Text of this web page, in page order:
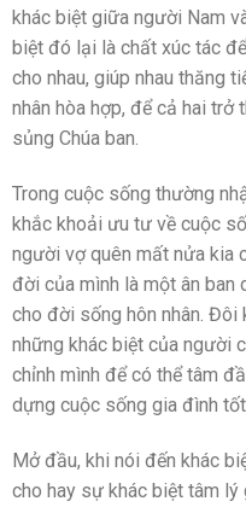
khác biệt giữa người Nam
biệt đó lại là chất xúc tác
cho nhau, giúp nhau thăng
nhân hòa hợp, để cả hai
sủng Chúa ban.
Trong cuộc sống thường
khắc khoải ưu tư về cuộc
người vợ quên mất nửa kia
đời của mình là một ân ban
cho đời sống hôn nhân.
những khác biệt của người
chỉnh mình để có thể tâm
dựng cuộc sống gia đình tốt
Mở đầu, khi nói đến khác
cho hay sự khác biệt tâm